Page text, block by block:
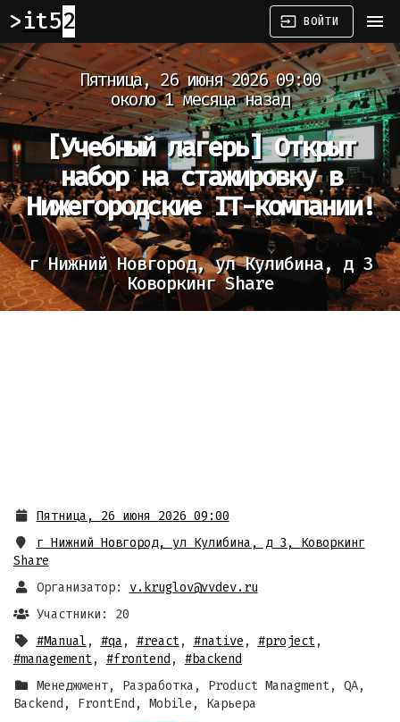
it52 input ВОЙТИ menu
Пятница, 26 июня 2026 09:00
около 1 месяца назад
[Учебный лагерь] Открыт
набор на стажировку в
Нижегородские IT-компании!
г Нижний Новгород, ул Кулибина, д 3
Коворкинг Share
Пятница, 26 июня 2026 09:00
г Нижний Новгород, ул Кулибина, д 3 , Коворкинг
Share
Организатор:
v.kruglov@vvdev.ru
Участники: 20
#Manual , #qa , #react, #native , #project,
#management, #frontend , #backend
Менеджмент, Разработка, Product Managment, QA,
Backend, FrontEnd, Mobile, Карьера